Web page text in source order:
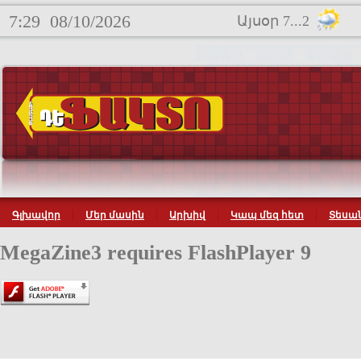
7:29 08/10/2026 Այսօր 7...2
Գլխավոր Մեր մասին Արխիվ Կապ մեզ հետ
MegaZine3 requires FlashPlayer 9